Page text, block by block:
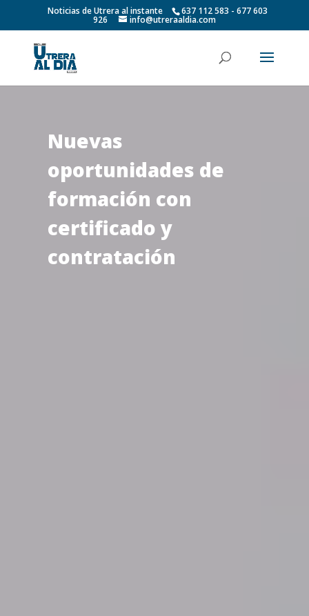
Noticias de Utrera al instante 637 112 583 - 677 603
926 info@utreraaldia.com
Nuevas
oportunidades de
formación con
certificado y
contratación